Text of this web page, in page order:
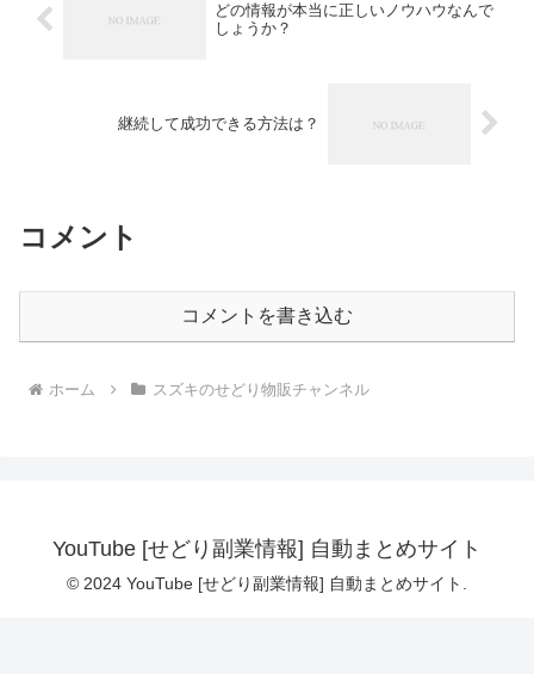
どの情報が本当に正しいノウハウなんで
しょうか？
継続して成功できる方法は？
コメント
コメントを書き込む
ホーム スズキのせどり物販チャンネル
YouTube [せどり副業情報] 自動まとめサイト
© 2024 YouTube [せどり副業情報] 自動まとめサイト.